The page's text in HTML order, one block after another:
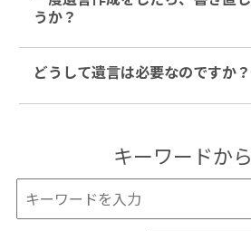
うか？
どうして遺言は必要なのですか？
キーワードか